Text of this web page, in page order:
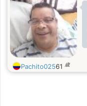
Pachito02561 歳